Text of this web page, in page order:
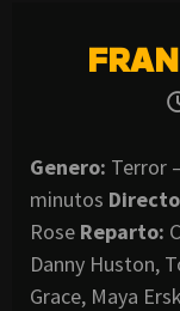
Genero: Terror
minutos
Rose Reparto:
Danny Huston,
Grace, Maya